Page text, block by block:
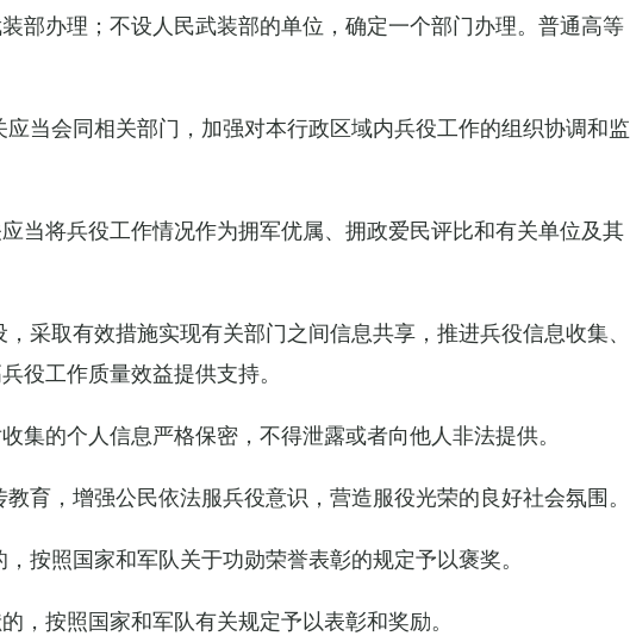
部办理；不设人民武装部的单位，确定一个部门办理。普通高等
当会同相关部门，加强对本行政区域内兵役工作的组织协调和监
当将兵役工作情况作为拥军优属、拥政爱民评比和有关单位及其
采取有效措施实现有关部门之间信息共享，推进兵役信息收集、
役工作质量效益提供支持。
集的个人信息严格保密，不得泄露或者向他人非法提供。
育，增强公民依法服兵役意识，营造服役光荣的良好社会氛围。
按照国家和军队关于功勋荣誉表彰的规定予以褒奖。
，按照国家和军队有关规定予以表彰和奖励。